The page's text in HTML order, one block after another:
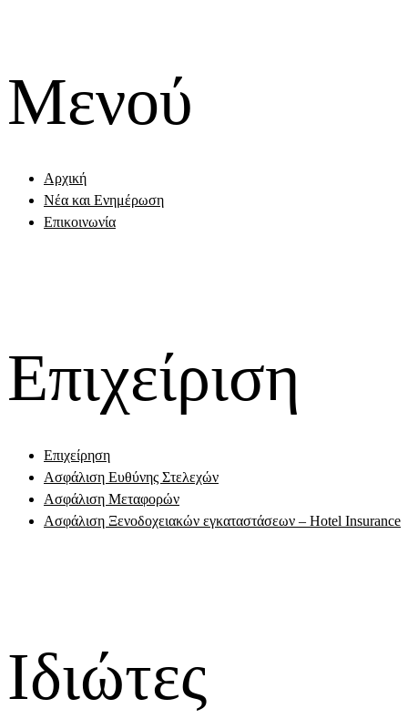
Μενού
Αρχική
Νέα και Ενημέρωση
Επικοινωνία
Επιχείριση
Επιχείρηση
Ασφάλιση Ευθύνης Στελεχών
Ασφάλιση Μεταφορών
Ασφάλιση Ξενοδοχειακών εγκαταστάσεων – Hotel Insurance
Ιδιώτες